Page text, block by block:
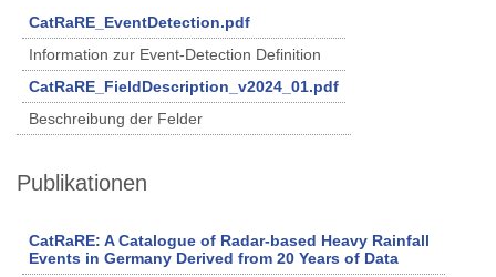
CatRaRE_EventDetection.pdf
Information zur Event-Detection Definition
CatRaRE_FieldDescription_v2024_01.pdf
Beschreibung der Felder
Publikationen
CatRaRE: A Catalogue of Radar-based Heavy Rainfall
Events in Germany Derived from 20 Years of Data